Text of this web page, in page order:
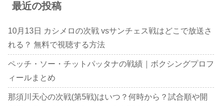
最近の投稿
10月13日 カシメロの次戦 vsサンチェス戦はどこで放送さ
れる？ 無料で視聴する方法
ペッチ・ソー・チットパッタナの戦績｜ボクシングプロフ
ィールまとめ
那須川天心の次戦(第5戦)はいつ？何時から？試合順や開